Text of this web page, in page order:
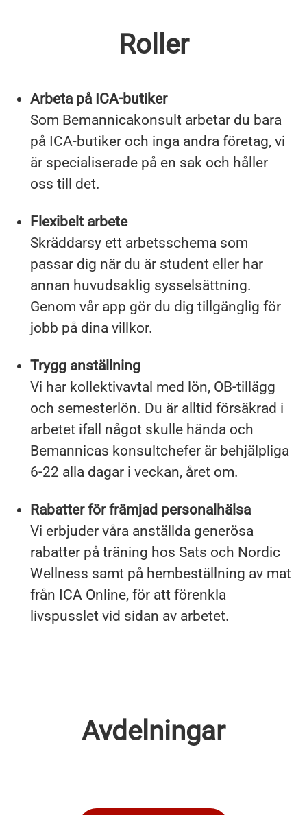
Roller
Arbeta på ICA-butiker
Som Bemannicakonsult arbetar du bara
på ICA-butiker och inga andra företag, vi
är specialiserade på en sak och håller
oss till det.
Flexibelt arbete
Skräddarsy ett arbetsschema som
passar dig när du är student eller har
annan huvudsaklig sysselsättning.
Genom vår app gör du dig tillgänglig för
jobb på dina villkor.
Trygg anställning
Vi har kollektivavtal med lön, OB-tillägg
och semesterlön. Du är alltid försäkrad i
arbetet ifall något skulle hända och
Bemannicas konsultchefer är behjälpliga
6-22 alla dagar i veckan, året om.
Rabatter för främjad personalhälsa
Vi erbjuder våra anställda generösa
rabatter på träning hos Sats och Nordic
Wellness samt på hembeställning av mat
från ICA Online, för att förenkla
livspusslet vid sidan av arbetet.
Avdelningar